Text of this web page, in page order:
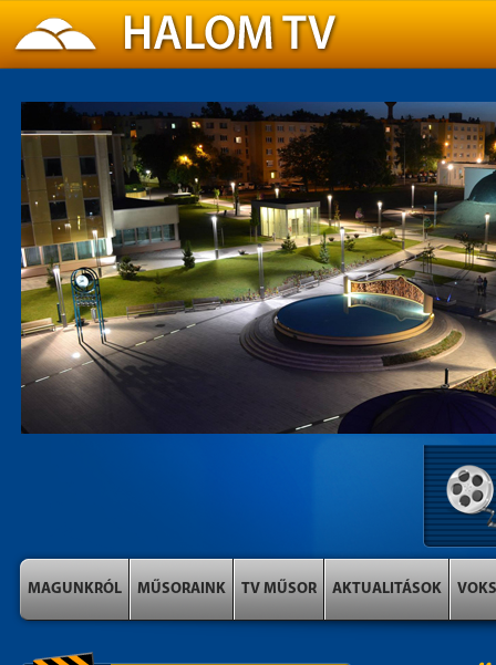
MAGUNKRÓL MŰSORAINK TV MŰSOR AKTUALITÁSOK VOKS